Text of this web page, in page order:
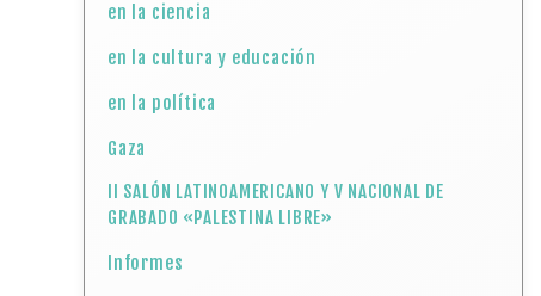
en la ciencia
en la cultura y educación
en la política
Gaza
II SALÓN LATINOAMERICANO Y V NACIONAL DE
GRABADO «PALESTINA LIBRE»
Informes